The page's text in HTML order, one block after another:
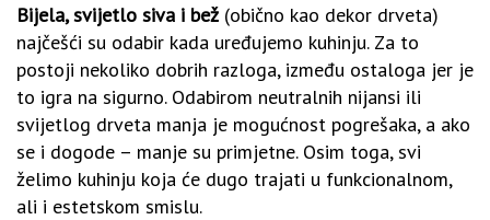
Bijela, svijetlo siva i bež (obično kao dekor drveta)
najčešći su odabir kada uređujemo kuhinju. Za to
postoji nekoliko dobrih razloga, između ostaloga jer je
to igra na sigurno. Odabirom neutralnih nijansi ili
svijetlog drveta manja je mogućnost pogrešaka, a ako
se i dogode – manje su primjetne. Osim toga, svi
želimo kuhinju koja će dugo trajati u funkcionalnom,
ali i estetskom smislu.